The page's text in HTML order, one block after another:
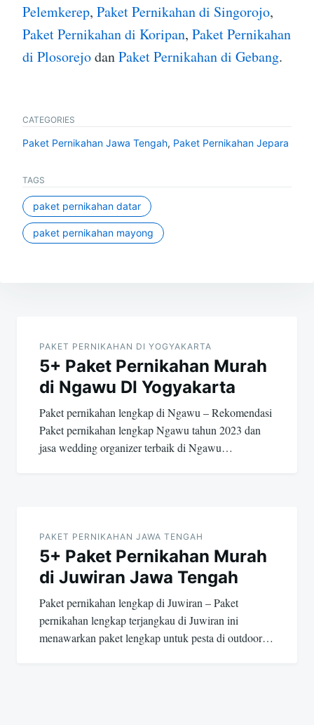
Pelemkerep, Paket Pernikahan di Singorojo,
Paket Pernikahan di Koripan, Paket Pernikahan
di PlosorejodanPaket Pernikahan di Gebang.
CATEGORIES
Paket Pernikahan Jawa Tengah, Paket Pernikahan Jepara
TAGS
paket pernikahan datar
paket pernikahan mayong
navigation
PAKET PERNIKAHAN DI YOGYAKARTA
5+ Paket Pernikahan Murah
di Ngawu DI Yogyakarta
Paket pernikahan lengkap di Ngawu – Rekomendasi
Paket pernikahan lengkap Ngawu tahun 2023 dan
jasa wedding organizer terbaik di Ngawu…
PAKET PERNIKAHAN JAWA TENGAH
5+ Paket Pernikahan Murah
di Juwiran Jawa Tengah
Paket pernikahan lengkap di Juwiran – Paket
pernikahan lengkap terjangkau di Juwiran ini
menawarkan paket lengkap untuk pesta di outdoor…